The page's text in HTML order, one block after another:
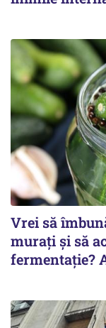
Vrei să
murați și să
fermentație?